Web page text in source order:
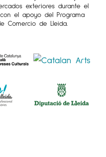
exteriores durante el
el apoyo del Programa
Comercio de Lleida.